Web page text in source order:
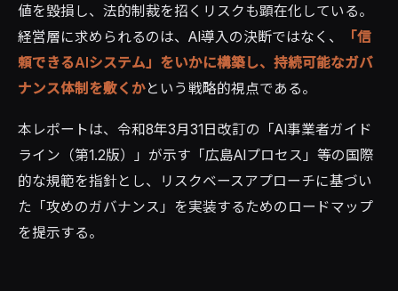
値を毀損し、法的制裁を招くリスクも顕在化している。
経営層に求められるのは、AI導入の決断ではなく、
「信
頼できるAIシステム」をいかに構築し、持続可能なガバ
ナンス体制を敷くかという戦略的視点である。
本レポートは、令和8年3月31日改訂の「AI事業者ガイド
ライン（第1.2版）」が示す「広島AIプロセス」等の国際
的な規範を指針とし、リスクベースアプローチに基づい
た「攻めのガバナンス」を実装するためのロードマップ
を提示する。